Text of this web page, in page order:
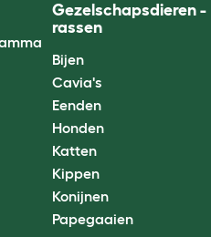
Gezelschapsdieren -
rassen
Bijen
Cavia's
Eenden
Honden
Katten
Kippen
Konijnen
Papegaaien